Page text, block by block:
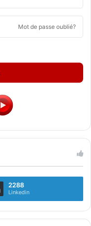
Mot de passe oublié?
2288
Linkedin